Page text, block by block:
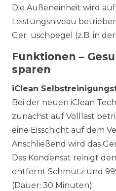
Die Außeneinheit wird
Leistungsniveau
Ger uschpegel (z.B. in
Funktionen –
sparen
iClean
Bei der neuen iClean
zunächst auf Volllast
eine Eisschicht auf dem
Anschließend wird das
Das Kondensat reinigt
entfernt Schmutz und
(Dauer: 30 Minuten).